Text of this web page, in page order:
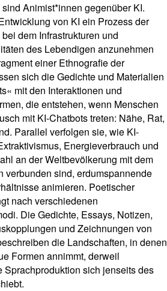
Animist*innen gegenüber KI.
von KI ein Prozess der
dem Infrastrukturen und
des Lebendigen anzunehmen
einer Ethnografie der
sich die Gedichte und Materialien
mit den Interaktionen und
die entstehen, wenn Menschen
mit KI-Chatbots treten: Nähe, Rat,
Parallel verfolgen sie, wie KI-
Energieverbrauch und
an der Weltbevölkerung mit dem
verbunden sind, erdumspannende
animieren. Poetischer
nach verschiedenen
Die Gedichte, Essays, Notizen,
und Zeichnungen von
die Landschaften, in denen
Formen annimmt, derweil
Sprachproduktion sich jenseits des